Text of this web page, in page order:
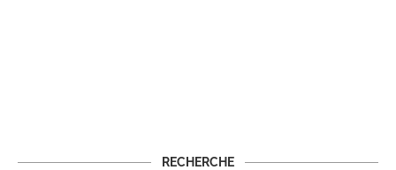
RECHERCHE